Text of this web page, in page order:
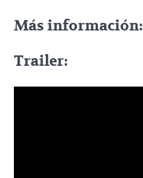
Más información:
Trailer: